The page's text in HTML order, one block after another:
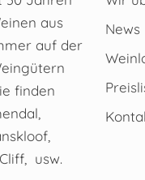
aus
auf der
finden
usw.
News